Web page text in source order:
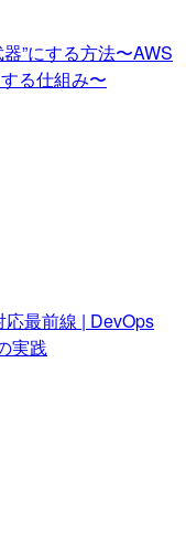
”にする方法〜AWS
る仕組み〜
応最前線 | DevOps
実践